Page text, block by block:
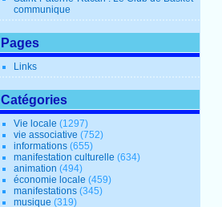
communique
Pages
Links
Catégories
Vie locale (1297)
vie associative (752)
informations (655)
manifestation culturelle (634)
animation (494)
économie locale (459)
manifestations (345)
musique (319)